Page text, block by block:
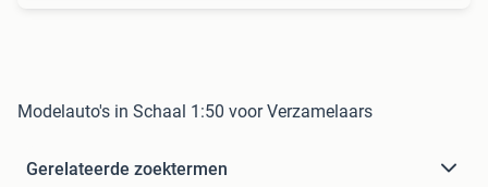
Modelauto's in Schaal 1:50 voor Verzamelaars
Gerelateerde zoektermen